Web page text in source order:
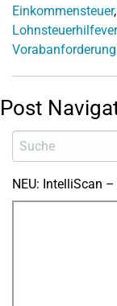
Einkommensteuer,
Post
NEU: IntelliScan